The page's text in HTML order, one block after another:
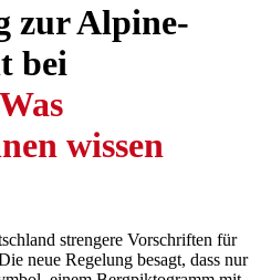
zur Alpine-
bei
­ Was
wissen
strengere Vorschriften für
neue Regelung besagt, dass nur